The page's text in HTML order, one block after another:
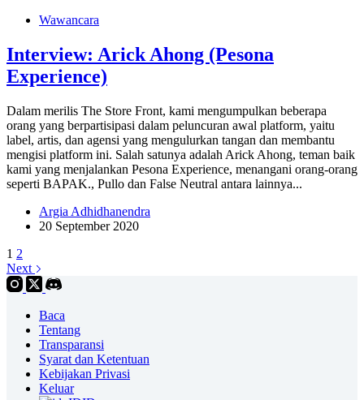
Wawancara
Interview: Arick Ahong (Pesona
Experience)
Dalam merilis The Store Front, kami mengumpulkan beberapa
orang yang berpartisipasi dalam peluncuran awal platform, yaitu
label, artis, dan agensi yang mengulurkan tangan dan membantu
mengisi platform ini. Salah satunya adalah Arick Ahong, teman baik
kami yang menjalankan Pesona Experience, menangani orang-orang
seperti BAPAK., Pullo dan False Neutral antara lainnya...
Argia Adhidhanendra
20 September 2020
1 2
Next
Baca
Tentang
Transparansi
Syarat dan Ketentuan
Kebijakan Privasi
Keluar